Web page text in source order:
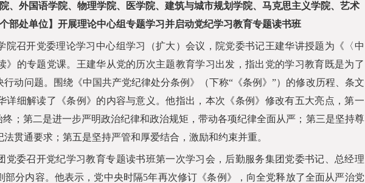
、外国语学院、物理学院、医学院、建筑与城市规划学院、马克思主义学院、艺术
部处单位】开展理论中心组专题学习并启动党纪学习教育专题读书班
院召开党委理论学习中心组学习（扩大）会议，院党委书记王建华讲授题为《〈中
》的专题党课。王建华从党的历次主题教育学习出发，指出党的学习教育既是为了
动问题。围绕《中国共产党纪律处分条例》（下称“《条例》”）的修改历程、条文
详细解读了《条例》的内容与意义。他指出，本次《条例》修改有五大亮点，第一
终；第二是进一步严明政治纪律和政治规矩，带动各项纪律全面从严；第三是坚持尊
贯通要求；第五是坚持严管和厚爱结合，激励和约束并重。
党委召开党纪学习教育专题读书班第一次学习会，后勤服务集团党委书记、总经理
部分内容。他表示，党中央时隔5年再次修订《条例》，向全党释放了全面从严治党